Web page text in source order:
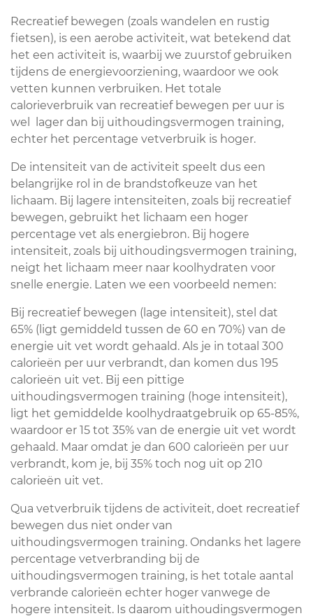
Recreatief bewegen (zoals wandelen en rustig
fietsen), is een aerobe activiteit, wat betekend dat
het een activiteit is, waarbij we zuurstof gebruiken
tijdens de energievoorziening, waardoor we ook
vetten kunnen verbruiken. Het totale
calorieverbruik van recreatief bewegen per uur is
wel lager dan bij uithoudingsvermogen training,
echter het percentage vetverbruik is hoger.
De intensiteit van de activiteit speelt dus een
belangrijke rol in de brandstofkeuze van het
lichaam. Bij lagere intensiteiten, zoals bij recreatief
bewegen, gebruikt het lichaam een hoger
percentage vet als energiebron. Bij hogere
intensiteit, zoals bij uithoudingsvermogen training,
neigt het lichaam meer naar koolhydraten voor
snelle energie. Laten we een voorbeeld nemen:
Bij recreatief bewegen (lage intensiteit), stel dat
65% (ligt gemiddeld tussen de 60 en 70%) van de
energie uit vet wordt gehaald. Als je in totaal 300
calorieën per uur verbrandt, dan komen dus 195
calorieën uit vet. Bij een pittige
uithoudingsvermogen training (hoge intensiteit),
ligt het gemiddelde koolhydraatgebruik op 65-85%,
waardoor er 15 tot 35% van de energie uit vet wordt
gehaald. Maar omdat je dan 600 calorieën per uur
verbrandt, kom je, bij 35% toch nog uit op 210
calorieën uit vet.
Qua vetverbruik tijdens de activiteit, doet recreatief
bewegen dus niet onder van
uithoudingsvermogen training. Ondanks het lagere
percentage vetverbranding bij de
uithoudingsvermogen training, is het totale aantal
verbrande calorieën echter hoger vanwege de
hogere intensiteit. Is daarom uithoudingsvermogen